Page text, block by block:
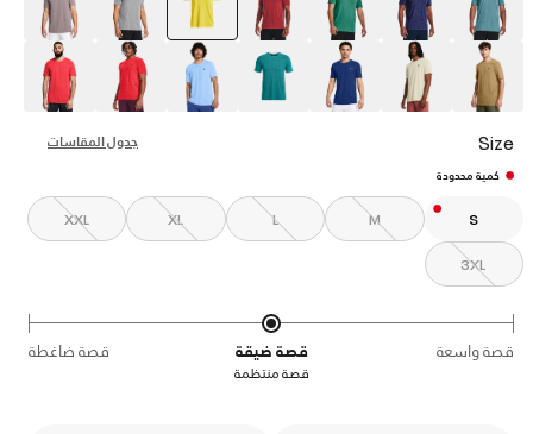
selected
Size جدول المقاسات
كمية محدودة
S
M
L
XL
XXL
3XL
قصة واسعة قصة ضيقة قصة ضاغطة
قصة منتظمة